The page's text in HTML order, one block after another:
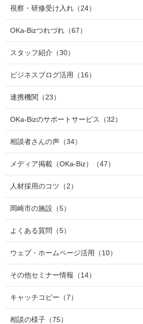
視察・研修受け入れ （24）
OKa-Bizつれづれ （67）
スタッフ紹介 （30）
ビジネスブログ活用 （16）
連携機関 （23）
OKa-Bizのサポートサービス （32）
相談者さんの声 （34）
メディア掲載（OKa-Biz） （47）
人材採用のコツ （2）
岡崎市の施設 （5）
よくある質問 （5）
ウェブ・ホームページ活用 （10）
その他セミナー情報 （14）
キャッチコピー （7）
相談の様子 （75）